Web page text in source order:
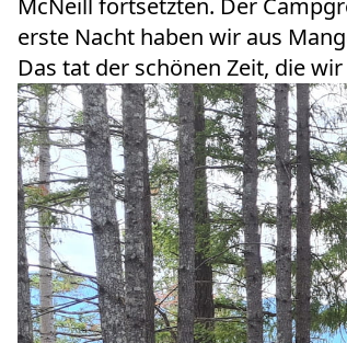
McNeill fortsetzten. Der
erste Nacht haben wir aus
Das tat der schönen Zeit, die